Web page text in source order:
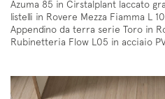
Azuma 85 in Cirstalplant laccato
listelli in Rovere Mezza Fiamma L
Appendino da terra serie Toro in
Rubinetteria Flow L05 in acciaio